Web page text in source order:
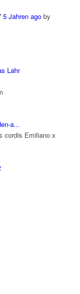
5 Jahren agoby
Lahr
a...
cordis Emiliano x